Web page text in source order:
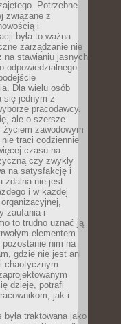
Potrzebne
związane z
i
była to ważna
zarządzanie nie
na stawianiu jasnych
odpowiedzialnego
Dla wielu osób
się jednym z
pracodawcy.
ale o szersze
życiem zawodowym
traci codziennie
czasu na
czy zwykły
na satysfakcję i
zdalna nie jest
i w każdej
zaufania i
to trudno uznać ją
elementem
pozostanie nim na
gdzie nie jest ani
chaotycznym
dzieje, potrafi
jak i
była traktowana jako